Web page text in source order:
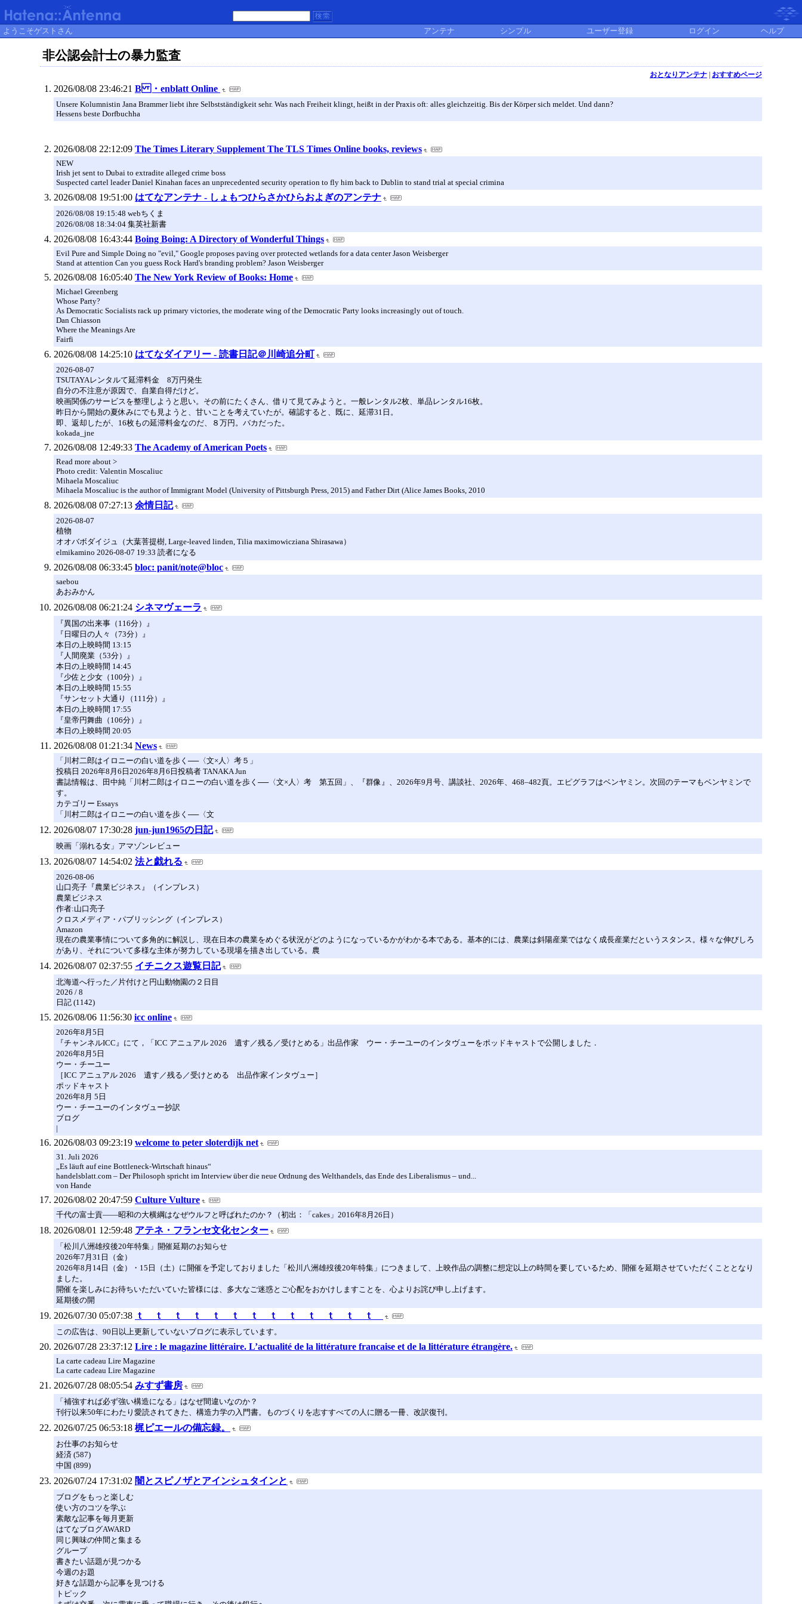
ようこそゲストさん アンテナ シンプル ユーザー登録 ログイン ヘルプ
非公認会計士の暴力監査
おとなりアンテナ| おすすめページ
2026/08/08 23:46:21 B ・enblatt Online
Unsere Kolumnistin Jana Brammer liebt ihre Selbstständigkeit sehr. Was nach Freiheit klingt, heißt in der Praxis oft: alles gleichzeitig. Bis der Körper sich meldet. Und dann?
Hessens beste Dorfbuchha
2026/08/08 22:12:09 The Times Literary Supplement The TLS Times Online books, reviews
NEW
Irish jet sent to Dubai to extradite alleged crime boss
Suspected cartel leader Daniel Kinahan faces an unprecedented security operation to fly him back to Dublin to stand trial at special crimina
2026/08/08 19:51:00 はてなアンテナ - しょもつひらさかひらおよぎのアンテナ
2026/08/08 19:15:48 webちくま
2026/08/08 18:34:04 集英社新書
2026/08/08 16:43:44 Boing Boing: A Directory of Wonderful Things
Evil Pure and Simple Doing no "evil," Google proposes paving over protected wetlands for a data center Jason Weisberger
Stand at attention Can you guess Rock Hard's branding problem? Jason Weisberger
2026/08/08 16:05:40 The New York Review of Books: Home
Michael Greenberg
Whose Party?
As Democratic Socialists rack up primary victories, the moderate wing of the Democratic Party looks increasingly out of touch.
Dan Chiasson
Where the Meanings Are
Fairfi
2026/08/08 14:25:10 はてなダイアリー - 読書日記＠川崎追分町
2026-08-07
TSUTAYAレンタルて延滞料金 8万円発生
自分の不注意が原因で、自業自得だけど。
映画関係のサービスを整理しようと思い。その前にたくさん、借りて見てみようと。一般レンタル2枚、単品レンタル16枚。
昨日から開始の夏休みにでも見ようと、甘いことを考えていたが。確認すると、既に、延滞31日。
即、返却したが、16枚もの延滞料金なのだ、８万円。バカだった。
kokada_jne
2026/08/08 12:49:33 The Academy of American Poets
Read more about >
Photo credit: Valentin Moscaliuc
Mihaela Moscaliuc
Mihaela Moscaliuc is the author of Immigrant Model (University of Pittsburgh Press, 2015) and Father Dirt (Alice James Books, 2010
2026/08/08 07:27:13 余情日記
2026-08-07
植物
オオバボダイジュ（大葉菩提樹, Large-leaved linden, Tilia maximowicziana Shirasawa）
elmikamino 2026-08-07 19:33 読者になる
2026/08/08 06:33:45 bloc: panit/note@bloc
saebou
あおみかん
2026/08/08 06:21:24 シネマヴェーラ
『異国の出来事（116分）』
『日曜日の人々（73分）』
本日の上映時間 13:15
『人間廃業（53分）』
本日の上映時間 14:45
『少佐と少女（100分）』
本日の上映時間 15:55
『サンセット大通り（111分）』
本日の上映時間 17:55
『皇帝円舞曲（106分）』
本日の上映時間 20:05
2026/08/08 01:21:34 News
「川村二郎はイロニーの白い道を歩く──〈文×人〉考５」
投稿日 2026年8月6日2026年8月6日投稿者 TANAKA Jun
書誌情報は、田中純「川村二郎はイロニーの白い道を歩く──〈文×人〉考 第五回」、『群像』、2026年9月号、講談社、2026年、468–482頁。エピグラフはベンヤミン。次回のテーマもベンヤミンで
す。
カテゴリー Essays
「川村二郎はイロニーの白い道を歩く──〈文
2026/08/07 17:30:28 jun-jun1965の日記
映画「溺れる女」アマゾンレビュー
2026/08/07 14:54:02 法と戯れる
2026-08-06
山口亮子『農業ビジネス』（インプレス）
農業ビジネス
作者:山口亮子
クロスメディア・パブリッシング（インプレス）
Amazon
現在の農業事情について多角的に解説し、現在日本の農業をめぐる状況がどのようになっているかがわかる本である。基本的には、農業は斜陽産業ではなく成長産業だというスタンス。様々な伸びしろ
があり、それについて多様な主体が努力している現場を描き出している。農
2026/08/07 02:37:55 イチニクス遊覧日記
北海道へ行った／片付けと円山動物園の２日目
2026 / 8
日記 (1142)
2026/08/06 11:56:30 icc online
2026年8月5日
『チャンネルICC』にて，「ICC アニュアル 2026 遺す／残る／受けとめる」出品作家 ウー・チーユーのインタヴューをポッドキャストで公開しました．
2026年8月5日
ウー・チーユー
［ICC アニュアル 2026 遺す／残る／受けとめる 出品作家インタヴュー］
ポッドキャスト
2026年8月 5日
ウー・チーユーのインタヴュー抄訳
ブログ
|
2026/08/03 09:23:19 welcome to peter sloterdijk net
31. Juli 2026
„Es läuft auf eine Bottleneck-Wirtschaft hinaus“
handelsblatt.com – Der Philosoph spricht im Interview über die neue Ordnung des Welthandels, das Ende des Liberalismus – und...
von Hande
2026/08/02 20:47:59 Culture Vulture
千代の富士貢――昭和の大横綱はなぜウルフと呼ばれたのか？（初出：「cakes」2016年8月26日）
2026/08/01 12:59:48 アテネ・フランセ文化センター
「松川八洲雄歿後20年特集」開催延期のお知らせ
2026年7月31日（金）
2026年8月14日（金）・15日（土）に開催を予定しておりました「松川八洲雄歿後20年特集」につきまして、上映作品の調整に想定以上の時間を要しているため、開催を延期させていただくこととなり
ました。
開催を楽しみにお待ちいただいていた皆様には、多大なご迷惑とご心配をおかけしますことを、心よりお詫び申し上げます。
延期後の開
2026/07/30 05:07:38 ｔ ｔ ｔ ｔ ｔ ｔ ｔ ｔ ｔ ｔ ｔ ｔ ｔ
この広告は、90日以上更新していないブログに表示しています。
2026/07/28 23:37:12 Lire : le magazine littéraire. L’actualité de la littérature francaise et de la littérature étrangère.
La carte cadeau Lire Magazine
La carte cadeau Lire Magazine
2026/07/28 08:05:54 みすず書房
「補強すれば必ず強い構造になる」はなぜ間違いなのか？
刊行以来50年にわたり愛読されてきた、構造力学の入門書。ものづくりを志すすべての人に贈る一冊、改訳復刊。
2026/07/25 06:53:18 梶ピエールの備忘録。
お仕事のお知らせ
経済 (587)
中国 (899)
2026/07/24 17:31:02 闇とスピノザとアインシュタインと
ブログをもっと楽しむ
使い方のコツを学ぶ
素敵な記事を毎月更新
はてなブログAWARD
同じ興味の仲間と集まる
グループ
書きたい話題が見つかる
今週のお題
好きな話題から記事を見つける
トピック